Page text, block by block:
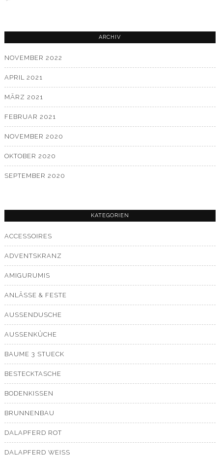
ARCHIV
NOVEMBER 2022
APRIL 2021
MÄRZ 2021
FEBRUAR 2021
NOVEMBER 2020
OKTOBER 2020
SEPTEMBER 2020
KATEGORIEN
ACCESSOIRES
ADVENTSKRANZ
AMIGURUMIS
ANLÄSSE & FESTE
AUSSENDUSCHE
AUSSENKÜCHE
BAUME 3 STUECK
BESTECKTASCHE
BODENKISSEN
BRUNNENBAU
DALAPFERD ROT
DALAPFERD WEISS